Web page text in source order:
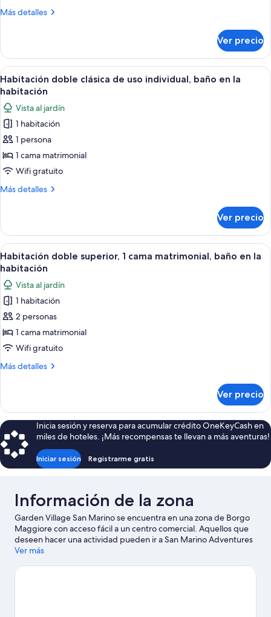
cocineta
Más detalles
Más
varias
camas,
cocineta
Ver precio
Abrir
todas
las
fotos
de
Habitación
doble
clásica
de
baño
en
la
habitación
Un edificio con techo de tejas,
6
Habitación doble clásica de uso individual, baño en la
habitación
Vista al jardín
1 habitación
1 persona
1 cama matrimonial
Wifi gratuito
Más detalles
Más
doble
clásica
de
uso
baño
en
la
habitación
Ver precio
Abrir
todas
las
fotos
de
Habitación
doble
superior,
1
baño
en
la
habitación
Una casita con techo de tejas rojas,
7
Habitación doble superior, 1 cama matrimonial, baño en la
habitación
Vista al jardín
1 habitación
2 personas
1 cama matrimonial
Wifi gratuito
Más detalles
Más
doble
superior,
1
cama
matrimonial,
baño
habitación
Ver precio
Inicia sesión y reserva para acumular crédito OneKeyCash en
miles de hoteles. ¡Más recompensas te llevan a más aventuras!
Iniciar sesión Registrarme gratis
Información de la zona
Garden Village San Marino se encuentra en una zona de Borgo
Maggiore con acceso fácil a un centro comercial. Aquellos que
deseen hacer una actividad pueden ir a San Marino Adventures
y Puerto deportivo de Rimini, mientras que quienes quieran
y Monte Titano. ¿Viajas con niños? No te pierdas Italia en
Ver más